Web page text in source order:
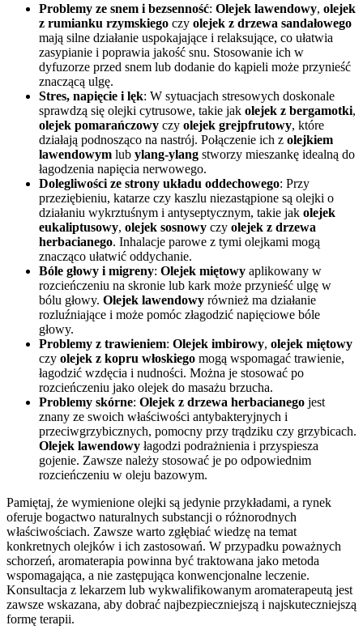
Problemy ze snem i bezsenność: Olejek lawendowy, olejek
z rumianku rzymskiego czy olejek z drzewa sandałowego
mają silne działanie uspokajające i relaksujące, co ułatwia
zasypianie i poprawia jakość snu. Stosowanie ich w
dyfuzorze przed snem lub dodanie do kąpieli może przynieść
znaczącą ulgę.
Stres, napięcie i lęk: W sytuacjach stresowych doskonale
sprawdzą się olejki cytrusowe, takie jak olejek z bergamotki,
olejek pomarańczowy czy olejek grejpfrutowy, które
działają podnosząco na nastrój. Połączenie ich z olejkiem
lawendowym lub ylang-ylang stworzy mieszankę idealną do
łagodzenia napięcia nerwowego.
Dolegliwości ze strony układu oddechowego: Przy
przeziębieniu, katarze czy kaszlu niezastąpione są olejki o
działaniu wykrztuśnym i antyseptycznym, takie jak olejek
eukaliptusowy, olejek sosnowy czy olejek z drzewa
herbacianego. Inhalacje parowe z tymi olejkami mogą
znacząco ułatwić oddychanie.
Bóle głowy i migreny: Olejek miętowy aplikowany w
rozcieńczeniu na skronie lub kark może przynieść ulgę w
bólu głowy. Olejek lawendowy również ma działanie
rozluźniające i może pomóc złagodzić napięciowe bóle
głowy.
Problemy z trawieniem: Olejek imbirowy, olejek miętowy
czy olejek z kopru włoskiego mogą wspomagać trawienie,
łagodzić wzdęcia i nudności. Można je stosować po
rozcieńczeniu jako olejek do masażu brzucha.
Problemy skórne: Olejek z drzewa herbacianego jest
znany ze swoich właściwości antybakteryjnych i
przeciwgrzybicznych, pomocny przy trądziku czy grzybicach.
Olejek lawendowy łagodzi podrażnienia i przyspiesza
gojenie. Zawsze należy stosować je po odpowiednim
rozcieńczeniu w oleju bazowym.
Pamiętaj, że wymienione olejki są jedynie przykładami, a rynek
oferuje bogactwo naturalnych substancji o różnorodnych
właściwościach. Zawsze warto zgłębiać wiedzę na temat
konkretnych olejków i ich zastosowań. W przypadku poważnych
schorzeń, aromaterapia powinna być traktowana jako metoda
wspomagająca, a nie zastępująca konwencjonalne leczenie.
Konsultacja z lekarzem lub wykwalifikowanym aromaterapeutą jest
zawsze wskazana, aby dobrać najbezpieczniejszą i najskuteczniejszą
formę terapii.